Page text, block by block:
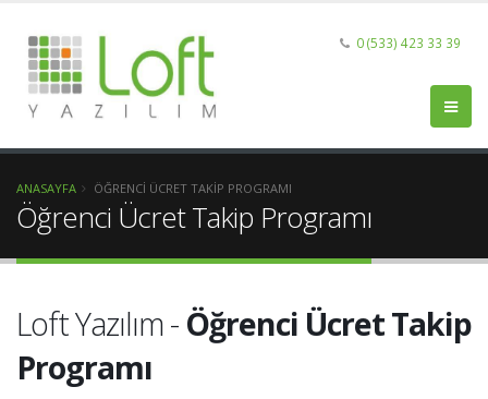
0 (533) 423 33 39
ANASAYFA ÖĞRENCI ÜCRET TAKIP PROGRAMI
Öğrenci Ücret Takip Programı
Loft Yazılım - Öğrenci Ücret Takip
Programı